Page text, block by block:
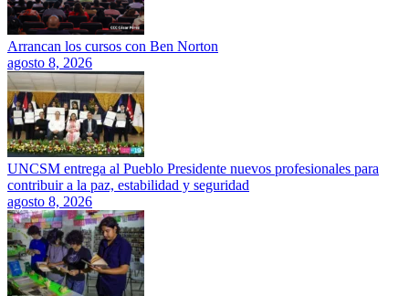
Arrancan los cursos con Ben Norton
agosto 8, 2026
UNCSM entrega al Pueblo Presidente nuevos profesionales para
contribuir a la paz, estabilidad y seguridad
agosto 8, 2026